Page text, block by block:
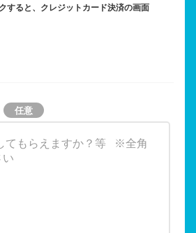
すると、クレジットカード決済の画面